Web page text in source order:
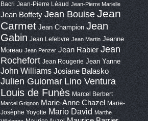
Bacri Jean-Pierre Léaud Jean-Pierre Marielle
Jean Boffety Jean BouiseJean
Carmet Jean Champion Jean
Gabin Jean Lefebvre Jean Martin Jeanne
Moreau Jean Penzer Jean Rabier Jean
Rochefort Jean Rougerie Jean Yanne
John Williams Josiane Balasko
Julien Guiomar Lino Ventura
Louis de Funès Marcel Berbert
Marcel Grignon Marie-Anne Chazel
Marie-
Josèphe Yoyotte Mario David Marthe